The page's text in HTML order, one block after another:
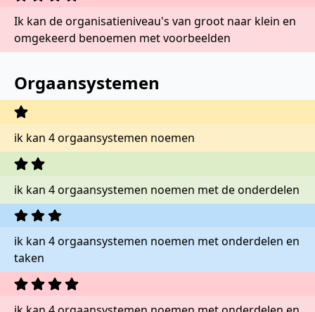
Ik kan de organisatieniveau's van groot naar klein en
omgekeerd benoemen met voorbeelden
Orgaansystemen
ik kan 4 orgaansystemen noemen
ik kan 4 orgaansystemen noemen met de onderdelen
ik kan 4 orgaansystemen noemen met onderdelen en
taken